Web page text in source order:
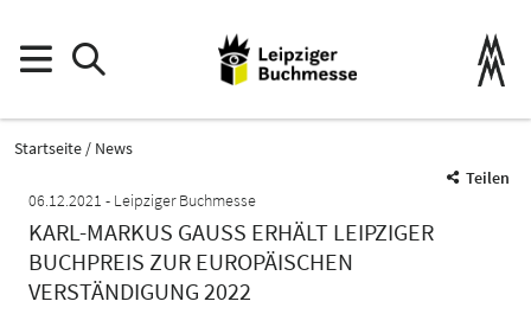
Startseite
News
Teilen
06.12.2021
Leipziger Buchmesse
KARL-MARKUS GAUSS ERHÄLT LEIPZIGER B
UCHPREIS ZUR EUROPÄISCHEN V
ERSTÄNDIGUNG 2022